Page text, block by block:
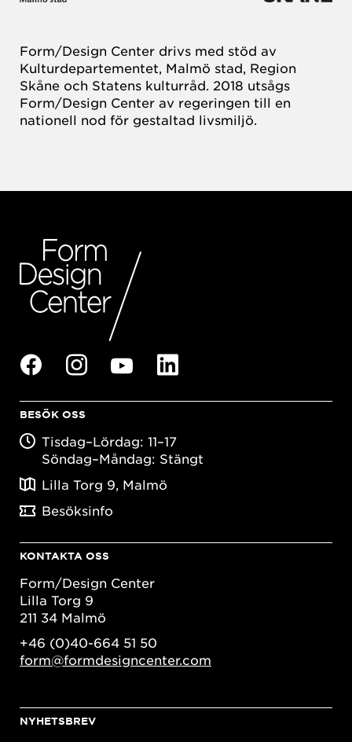
Form/Design Center drivs med stöd av
Kulturdepartementet, Malmö stad, Region
Skåne och Statens kulturråd. 2018 utsågs
Form/Design Center av regeringen till en
nationell nod för gestaltad livsmiljö.
BESÖK OSS
Tisdag–Lördag: 11–17
Söndag–Måndag: Stängt
Lilla Torg 9, Malmö
Besöksinfo
KONTAKTA OSS
Form/Design Center
Lilla Torg 9
211 34 Malmö
+46 (0)40-664 51 50
form@formdesigncenter.com
NYHETSBREV